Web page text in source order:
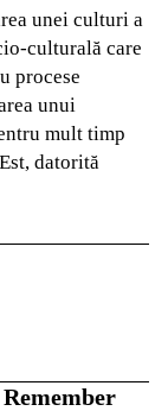
unei culturi a
culturală care
procese
unui
mult timp
datorită